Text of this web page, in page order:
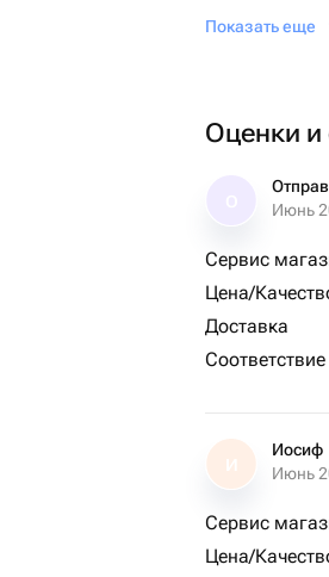
матовую
Показать еще
Оценки
Июнь
Сервис
Цена/
Доставка
Соответствие
И
Иосиф
Июнь
Сервис
Цена/